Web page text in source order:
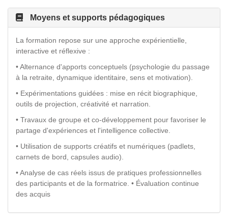
Moyens et supports pédagogiques
La formation repose sur une approche expérientielle,
interactive et réflexive :
• Alternance d'apports conceptuels (psychologie du passage
à la retraite, dynamique identitaire, sens et motivation).
• Expérimentations guidées : mise en récit biographique,
outils de projection, créativité et narration.
• Travaux de groupe et co-développement pour favoriser le
partage d'expériences et l'intelligence collective.
• Utilisation de supports créatifs et numériques (padlets,
carnets de bord, capsules audio).
• Analyse de cas réels issus de pratiques professionnelles
des participants et de la formatrice. • Évaluation continue
des acquis